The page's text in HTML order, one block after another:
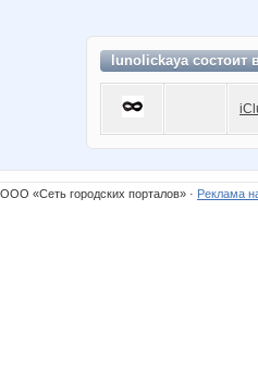
lunolickaya состоит
«Сеть городских порталов» · Реклама